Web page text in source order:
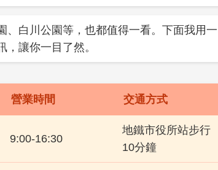
、白川公園等，也都值得一看。下面我用一
讓你一目了然。
營業時間 交通方式
9:00-16:30
地鐵市役所站步行
10分鐘